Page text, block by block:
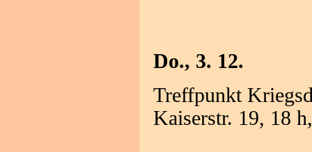
Do., 3. 12.
Treffpunkt
Kaiserstr. 19, 18